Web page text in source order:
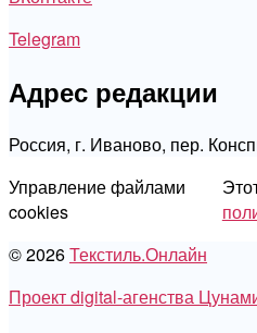
Telegram
Адрес редакции
Россия, г. Иваново, пер.
Управление файлами
cookies
© 2026Текстиль.Онлайн
Проект digital-агенства